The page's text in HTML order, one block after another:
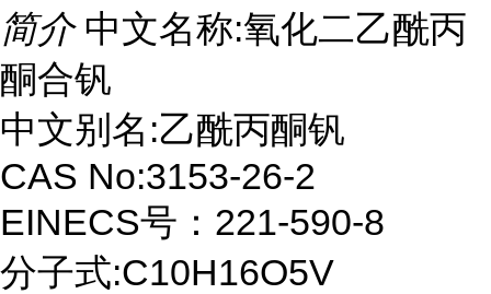
简介 中文名称:氧化二乙酰丙
酮合钒
中文别名:乙酰丙酮钒
CAS No:3153-26-2
EINECS号：221-590-8
分子式:C10H16O5V